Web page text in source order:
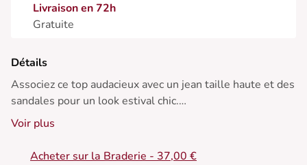
Livraison en 72h
Gratuite
Détails
Associez ce top audacieux avec un jean taille haute et des
sandales pour un look estival chic.
• Top sans manches
• Décolleté dos plongeant
Voir plus
Acheter sur la Braderie - 37,00 €